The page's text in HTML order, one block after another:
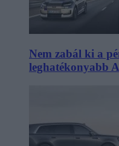
Nem zabál ki a
leghatékonyabb